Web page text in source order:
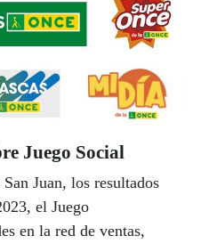
Juego Social
Juan, los resultados
el Juego
en la red de ventas,